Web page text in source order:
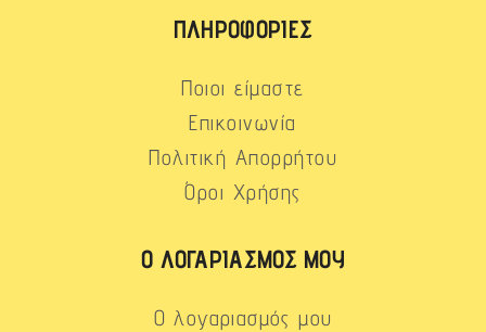
ΠΛΗΡΟΦΟΡΊΕΣ
Ποιοι είμαστε
Επικοινωνία
Πολιτική Απορρήτου
Όροι Χρήσης
Ο ΛΟΓΑΡΙΑΣΜΌΣ ΜΟΥ
Ο λογαριασμός μου